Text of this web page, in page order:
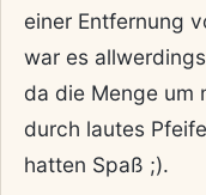
einer Entfernung
war es
da die Menge um
durch lautes
hatten Spaß ;).